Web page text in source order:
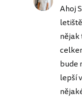
Ahoj
nějak
bude
lepší